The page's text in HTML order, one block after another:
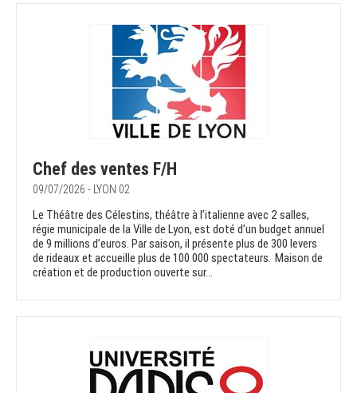
Chef des ventes F/H
09/07/2026 - LYON 02
Le Théâtre des Célestins, théâtre à l’italienne avec 2 salles,
régie municipale de la Ville de Lyon, est doté d’un budget annuel
de 9 millions d’euros. Par saison, il présente plus de 300 levers
de rideaux et accueille plus de 100 000 spectateurs. Maison de
création et de production ouverte sur...